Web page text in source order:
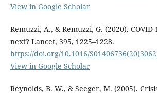
View in Google Scholar
Remuzzi, A., & Remuzzi, G. (2020).
next? Lancet, 395, 1225–1228.
https://doi.org/10.1016/
View in Google Scholar
Reynolds, B. W., & Seeger, M. (2005).